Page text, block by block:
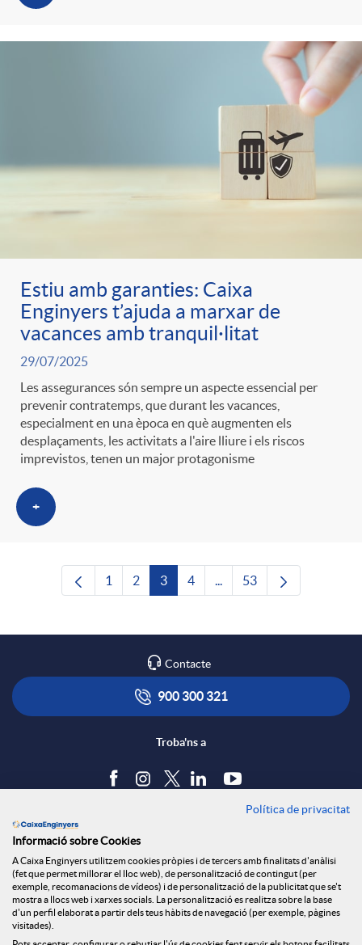
Estiu amb garanties: Caixa
Enginyers t’ajuda a marxar de
vacances amb tranquil·litat
29/07/2025
Les assegurances són sempre un aspecte essencial per
prevenir contratemps, que durant les vacances,
especialment en una època en què augmenten els
desplaçaments, les activitats a l'aire lliure i els riscos
imprevistos, tenen un major protagonisme
+
Pàgina
1 Pàgina
2 Pàgina
3 Pàgina
4 Pàgines intermèdies
Pàgina
53
Contacte
900 300 321
Troba'ns a
Política de cookies
Avís legal
Seguretat Online
Política de privacitat
Informació sobre Cookies
A Caixa Enginyers utilitzem cookies pròpies i de tercers amb finalitats d'anàlisi
(fet que permet millorar el lloc web), de personalització de contingut (per
exemple, recomanacions de vídeos) i de personalització de la publicitat que se't
mostra a llocs web i xarxes socials. La personalització es realitza sobre la base
d'un perfil elaborat a partir dels teus hàbits de navegació (per exemple, pàgines
visitades).